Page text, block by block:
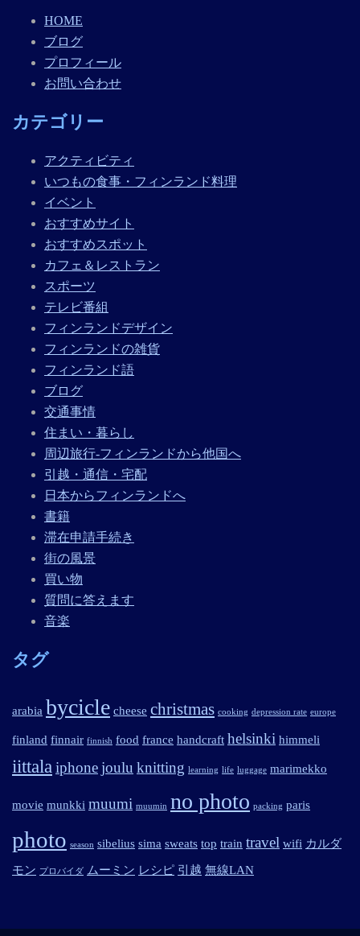
HOME
ブログ
プロフィール
お問い合わせ
カテゴリー
アクティビティ
いつもの食事・フィンランド料理
イベント
おすすめサイト
おすすめスポット
カフェ＆レストラン
スポーツ
テレビ番組
フィンランドデザイン
フィンランドの雑貨
フィンランド語
ブログ
交通事情
住まい・暮らし
周辺旅行-フィンランドから他国へ
引越・通信・宅配
日本からフィンランドへ
書籍
滞在申請手続き
街の風景
買い物
質問に答えます
音楽
タグ
arabia bycicle cheese christmas cooking depression rate europe
finland finnair finnish food france handcraft helsinki himmeli
iittalaiphonejoulu knitting learning life luggage marimekko
movie munkki muumi muumin no photo packing paris
photo season sibelius sima sweats top train travel wifi カルダ
モン プロバイダ ムーミン レシピ 引越 無線LAN